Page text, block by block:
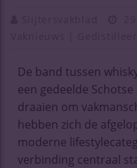
De band tussen
een gedeelde
draaien om
hebben zich de
moderne
verbinding centraal